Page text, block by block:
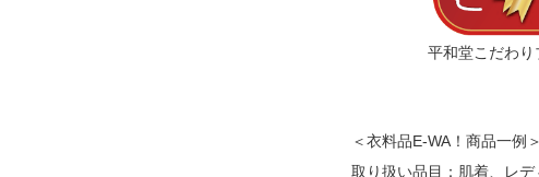
平和堂こだわり
＜衣料品E-WA！商品一例＞
取り扱い品目：肌着、レ